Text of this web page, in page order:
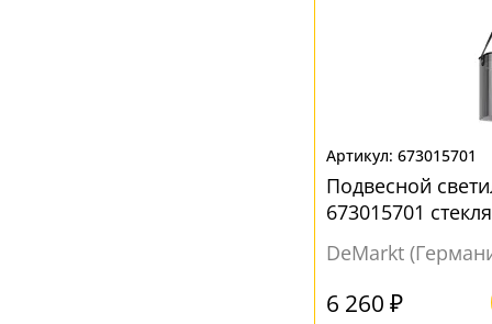
673015701
Подвесной
673015701
DeMarkt
6 260 ₽